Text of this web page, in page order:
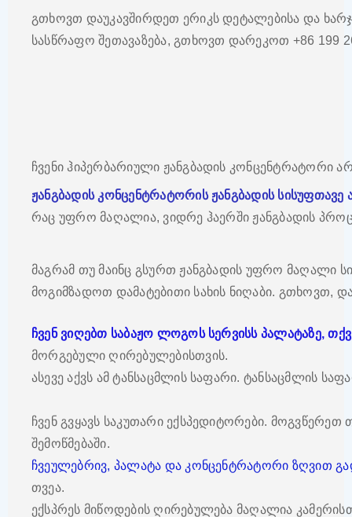
გთხოვთ დაუკავშირდეთ ერიკს დეტალებისა და
სასწრაფო შეთავაზება, გთხოვთ დარეკოთ +86 199
ჩვენი ჰიპერბარიული ჟანგბადის კონცენტრატორი
ჟანგბადის კონცენტრატორის ჟანგბადის
რაც უფრო მაღალია, ვიდრე ჰაერში ჟანგბადის
მაგრამ თუ მაინც გსურთ ჟანგბადის უფრო მაღალი
მოგიმზადოთ დამატებითი სახის ნიღაბი. გთხოვთ,
ჩვენ ვიღებთ საბაჟო ლოგოს სერვისს პალატაზე,
მორგებული ღირებულებისთვის.
ასევე აქვს ამ ტანსაცმლის საფარი. ტანსაცმლის
ჩვენ გვყავს საკუთარი ექსპედიტორები.
შემოწმებაში.
ჩვეულებრივ, პალატა და კონცენტრატორი ზღვით
თვეა.
ექსპრეს მიწოდების ღირებულება მაღალია